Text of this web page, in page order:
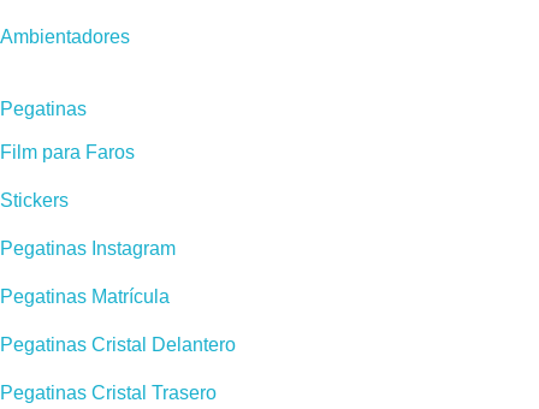
Ambientadores
Pegatinas
Film para Faros
Stickers
Pegatinas Instagram
Pegatinas Matrícula
Pegatinas Cristal Delantero
Pegatinas Cristal Trasero